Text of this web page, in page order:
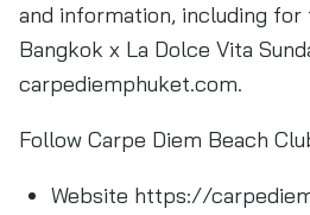
and information, including for
Bangkok x La Dolce Vita
carpediemphuket.com.
Follow Carpe Diem Beach
Website https://